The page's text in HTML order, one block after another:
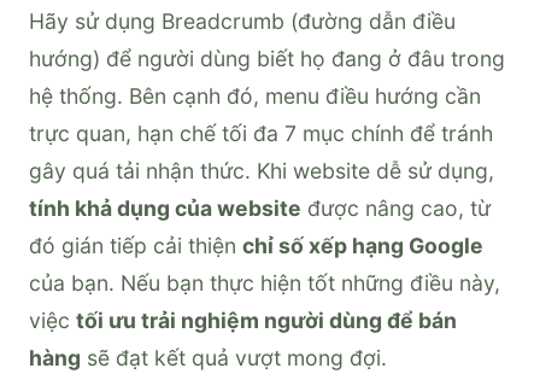
Hãy sử dụng Breadcrumb (đường dẫn điều
hướng) để người dùng biết họ đang ở đâu trong
hệ thống. Bên cạnh đó, menu điều hướng cần
trực quan, hạn chế tối đa 7 mục chính để tránh
gây quá tải nhận thức. Khi website dễ sử dụng,
tính khả dụng của website được nâng cao, từ
đó gián tiếp cải thiện chỉ số xếp hạng Google
của bạn. Nếu bạn thực hiện tốt những điều này,
việc tối ưu trải nghiệm người dùng để bán
hàng sẽ đạt kết quả vượt mong đợi.